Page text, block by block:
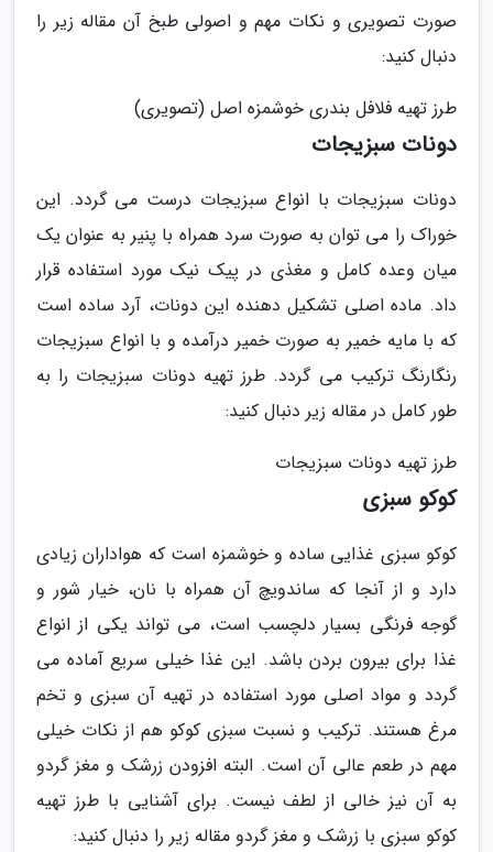
صورت تصویری و نکات مهم و اصولی طبخ آن مقاله زیر را
دنبال کنید:
طرز تهیه فلافل بندری خوشمزه اصل (تصویری)
دونات سبزیجات
دونات سبزیجات با انواع سبزیجات درست می گردد. این
خوراک را می توان به صورت سرد همراه با پنیر به عنوان یک
میان وعده کامل و مغذی در پیک نیک مورد استفاده قرار
داد. ماده اصلی تشکیل دهنده این دونات، آرد ساده است
که با مایه خمیر به صورت خمیر درآمده و با انواع سبزیجات
رنگارنگ ترکیب می گردد. طرز تهیه دونات سبزیجات را به
طور کامل در مقاله زیر دنبال کنید:
طرز تهیه دونات سبزیجات
کوکو سبزی
کوکو سبزی غذایی ساده و خوشمزه است که هواداران زیادی
دارد و از آنجا که ساندویچ آن همراه با نان، خیار شور و
گوجه فرنگی بسیار دلچسب است، می تواند یکی از انواع
غذا برای بیرون بردن باشد. این غذا خیلی سریع آماده می
گردد و مواد اصلی مورد استفاده در تهیه آن سبزی و تخم
مرغ هستند. ترکیب و نسبت سبزی کوکو هم از نکات خیلی
مهم در طعم عالی آن است. البته افزودن زرشک و مغز گردو
به آن نیز خالی از لطف نیست. برای آشنایی با طرز تهیه
کوکو سبزی با زرشک و مغز گردو مقاله زیر را دنبال کنید: